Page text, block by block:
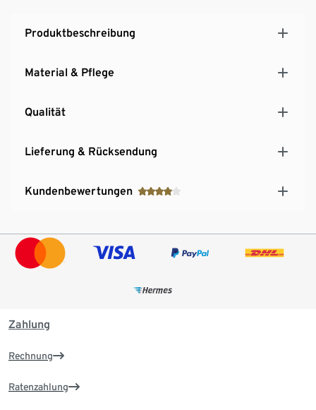
Produktbeschreibung
Material & Pflege
Qualität
Lieferung & Rücksendung
Kundenbewertungen
Zahlung
Rechnung
Ratenzahlung